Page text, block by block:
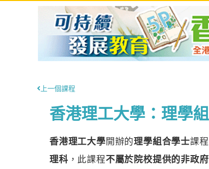
上一個課程
香港理工大學：理學
香港理工大學開辦的理學組合學士課
理科 ，此課程不屬於院校提供的非政